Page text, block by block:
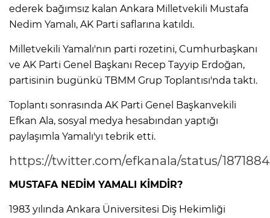
ederek bağımsız kalan Ankara Milletvekili Mustafa
Nedim Yamalı, AK Parti saflarına katıldı.
Milletvekili Yamalı'nın parti rozetini, Cumhurbaşkanı
ve AK Parti Genel Başkanı Recep Tayyip Erdoğan,
partisinin bugünkü TBMM Grup Toplantısı'nda taktı.
Toplantı sonrasında AK Parti Genel Başkanvekili
Efkan Ala, sosyal medya hesabından yaptığı
paylaşımla Yamalı'yı tebrik etti.
https://twitter.com/efkanala/status/
MUSTAFA NEDİM YAMALI KİMDİR?
1983 yılında Ankara Üniversitesi Diş Hekimliği